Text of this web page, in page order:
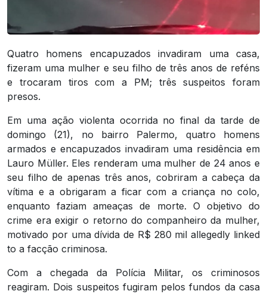
Quatro homens encapuzados invadiram uma casa,
fizeram uma mulher e seu filho de três anos de reféns
e trocaram tiros com a PM; três suspeitos foram
presos.
Em uma ação violenta ocorrida no final da tarde de
domingo (21), no bairro Palermo, quatro homens
armados e encapuzados invadiram uma residência em
Lauro Müller. Eles renderam uma mulher de 24 anos e
seu filho de apenas três anos, cobriram a cabeça da
vítima e a obrigaram a ficar com a criança no colo,
enquanto faziam ameaças de morte. O objetivo do
crime era exigir o retorno do companheiro da mulher,
motivado por uma dívida de R$ 280 mil allegedly linked
to a facção criminosa.
Com a chegada da Polícia Militar, os criminosos
reagiram. Dois suspeitos fugiram pelos fundos da casa